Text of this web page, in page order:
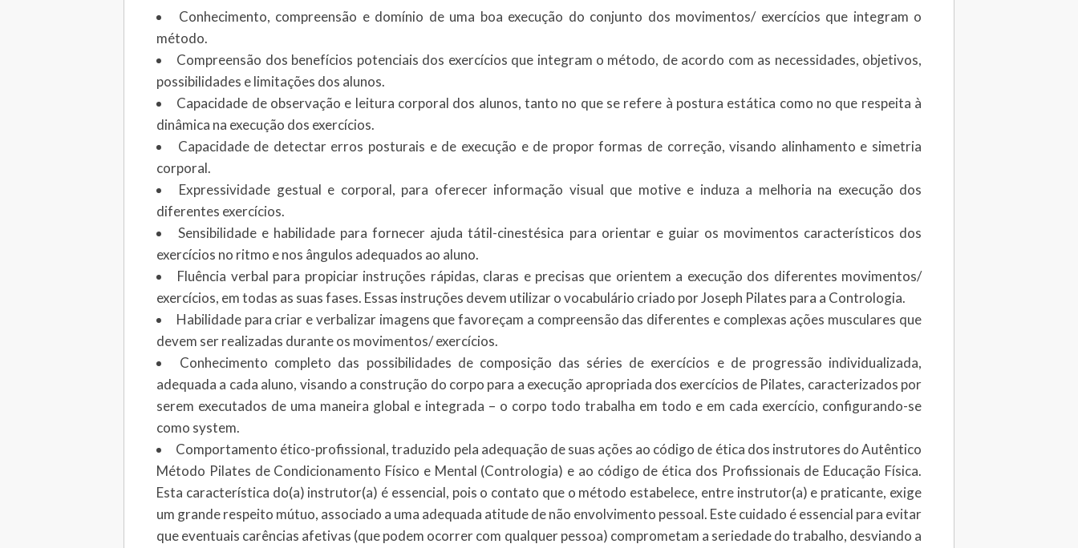
Conhecimento, compreensão e domínio de uma boa execução do conjunto dos movimentos/ exercícios que integram o
método.
Compreensão dos benefícios potenciais dos exercícios que integram o método, de acordo com as necessidades, objetivos,
possibilidades e limitações dos alunos.
Capacidade de observação e leitura corporal dos alunos, tanto no que se refere à postura estática como no que respeita à
dinâmica na execução dos exercícios.
Capacidade de detectar erros posturais e de execução e de propor formas de correção, visando alinhamento e simetria
corporal.
Expressividade gestual e corporal, para oferecer informação visual que motive e induza a melhoria na execução dos
diferentes exercícios.
Sensibilidade e habilidade para fornecer ajuda tátil-cinestésica para orientar e guiar os movimentos característicos dos
exercícios no ritmo e nos ângulos adequados ao aluno.
Fluência verbal para propiciar instruções rápidas, claras e precisas que orientem a execução dos diferentes movimentos/
exercícios, em todas as suas fases. Essas instruções devem utilizar o vocabulário criado por Joseph Pilates para a Contrologia.
Habilidade para criar e verbalizar imagens que favoreçam a compreensão das diferentes e complexas ações musculares que
devem ser realizadas durante os movimentos/ exercícios.
Conhecimento completo das possibilidades de composição das séries de exercícios e de progressão individualizada,
adequada a cada aluno, visando a construção do corpo para a execução apropriada dos exercícios de Pilates, caracterizados por
serem executados de uma maneira global e integrada – o corpo todo trabalha em todo e em cada exercício, configurando-se
como system.
Comportamento ético-profissional, traduzido pela adequação de suas ações ao código de ética dos instrutores do Autêntico
Método Pilates de Condicionamento Físico e Mental (Contrologia) e ao código de ética dos Profissionais de Educação Física.
Esta característica do(a) instrutor(a) é essencial, pois o contato que o método estabelece, entre instrutor(a) e praticante, exige
um grande respeito mútuo, associado a uma adequada atitude de não envolvimento pessoal. Este cuidado é essencial para evitar
que eventuais carências afetivas (que podem ocorrer com qualquer pessoa) comprometam a seriedade do trabalho, desviando a